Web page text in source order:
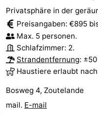
Privatsphäre in der
Preisangaben: €895
Max. 5 personen.
Schlafzimmer: 2.
Strandentfernung:
Haustiere erlaubt
Bosweg 4, Zoutelande
mail. E-mail